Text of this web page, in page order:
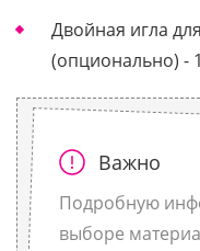
Двойная игла
(опционально) -
Важно
Подробную
выборе